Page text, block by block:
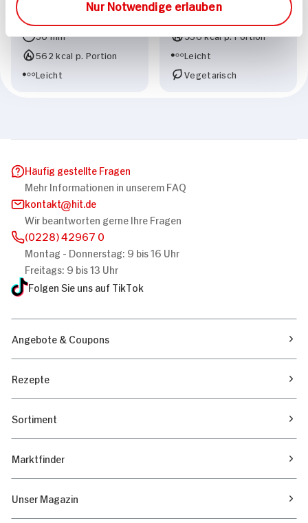
Nur Notwendige erlauben
30 min
562 kcal p. Portion
Leicht
956 kcal p. Portion
Leicht
Vegetarisch
Häufig gestellte Fragen
Mehr Informationen in unserem FAQ
kontakt
hit.de
Wir beantworten gerne Ihre Fragen
(0228) 42967 0
Montag - Donnerstag: 9 bis 16 Uhr
Freitags: 9 bis 13 Uhr
Folgen Sie uns auf TikTok
Angebote & Coupons
Rezepte
Sortiment
Marktfinder
Unser Magazin